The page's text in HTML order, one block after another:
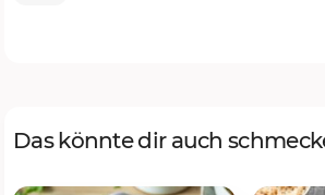
Das könnte dir auch